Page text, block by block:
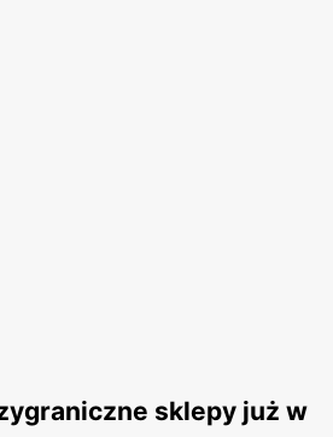
sklepy już w